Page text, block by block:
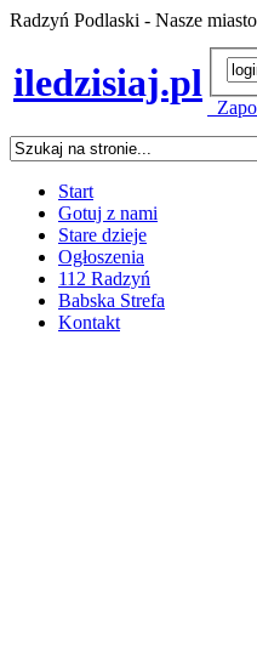
Radzyń Podlaski - Nasze
iledzisiaj.pl
Start
Gotuj z nami
Stare dzieje
Ogłoszenia
112 Radzyń
Babska Strefa
Kontakt